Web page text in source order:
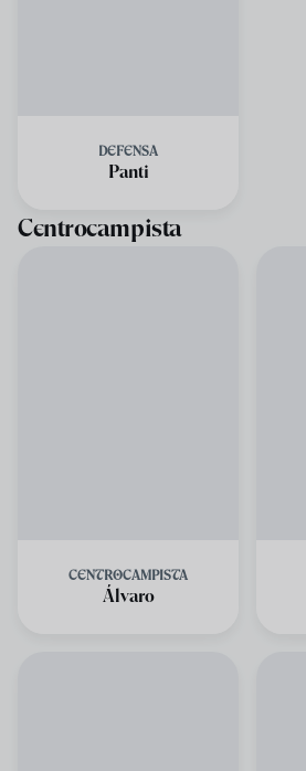
DEFENSA
Panti
Centrocampista
CENTROCAMPISTA
Álvaro